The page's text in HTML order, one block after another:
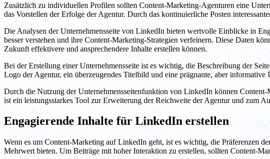
Zusätzlich zu individuellen Profilen sollten Content-Marketing-Agenturen eine
das Vorstellen der Erfolge der Agentur. Durch das kontinuierliche Posten
Die Analysen der Unternehmensseite von LinkedIn bieten wertvolle Einblicke in
besser verstehen und ihre Content-Marketing-Strategien verfeinern. Diese Daten
Zukunft effektivere und ansprechendere Inhalte erstellen können.
Bei der Erstellung einer Unternehmensseite ist es wichtig, die Beschreibung der
Logo der Agentur, ein überzeugendes Titelbild und eine prägnante, aber
Durch die Nutzung der Unternehmensseitenfunktion von LinkedIn können
ist ein leistungsstarkes Tool zur Erweiterung der Reichweite der Agentur und zum
Engagierende Inhalte für LinkedIn erstellen
Wenn es um Content-Marketing auf LinkedIn geht, ist es wichtig, die Präferenzen
Mehrwert bieten. Um Beiträge mit hoher Interaktion zu erstellen, sollten Content-